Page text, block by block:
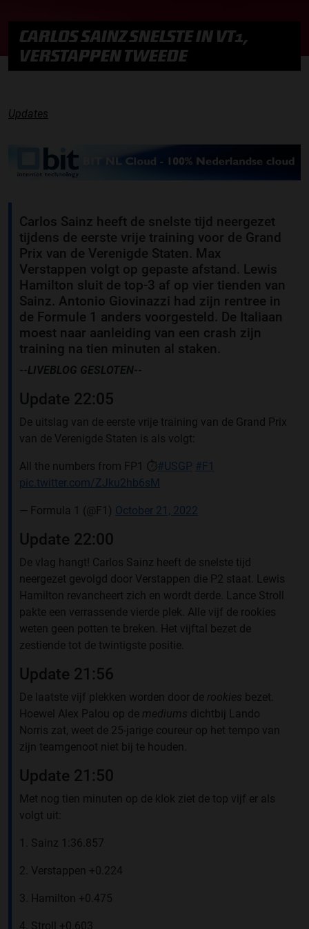
CARLOS SAINZ SNELSTE IN VT1,
VERSTAPPEN TWEEDE
Updates
Carlos Sainz heeft de snelste tijd neergezet
tijdens de eerste vrije training voor de Grand
Prix van de Verenigde Staten. Max
Verstappen volgt op gepaste afstand. Lewis
Hamilton sluit de top-3 af op vier tienden van
Sainz. Antonio Giovinazzi had zijn rentree in
de Formule 1 anders voorgesteld. De Italiaan
moest naar aanleiding van een crash zijn
training na tien minuten al staken.
--LIVEBLOG GESLOTEN--
Update 22:05
De uitslag van de eerste vrije training van de Grand Prix
van de Verenigde Staten is als volgt:
All the numbers from FP1 ⏱️#USGP #F1
pic.twitter.com/ZJku2hb6sM
— Formula 1 (@F1) October 21, 2022
Update 22:00
De vlag hangt! Carlos Sainz heeft de snelste tijd
neergezet gevolgd door Verstappen die P2 staat. Lewis
Hamilton revancheert zich en wordt derde. Lance Stroll
pakte een verrassende vierde plek. Alle vijf de rookies
weten geen potten te breken. Het vijftal bezet de
zestiende tot de twintigste positie.
Update 21:56
De laatste vijf plekken worden door de rookies bezet.
Hoewel Alex Palou op de mediums dichtbij Lando
Norris zat, weet de 25-jarige coureur op het tempo van
zijn teamgenoot niet bij te houden.
Update 21:50
Met nog tien minuten op de klok ziet de top vijf er als
volgt uit:
1. Sainz 1:36.857
2. Verstappen +0.224
3. Hamilton +0.475
4. Stroll +0.603